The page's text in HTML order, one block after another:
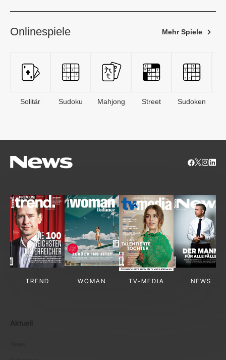
Onlinespiele Mehr Spiele
Solitär Sudoku Mahjong Street Sudoken
TREND WOMAN TV-MEDIA NEWS